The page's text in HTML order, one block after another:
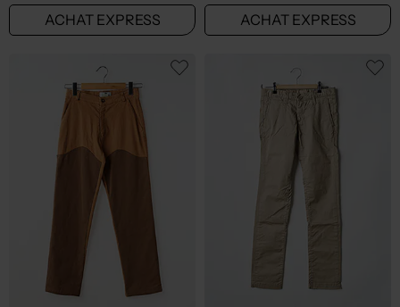
ACHAT EXPRESS ACHAT EXPRESS